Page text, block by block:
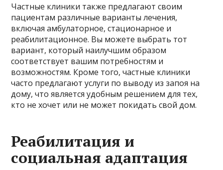
Частные клиники также предлагают своим
пациентам различные варианты лечения,
включая амбулаторное, стационарное и
реабилитационное. Вы можете выбрать тот
вариант, который наилучшим образом
соответствует вашим потребностям и
возможностям. Кроме того, частные клиники
часто предлагают услуги по выводу из запоя на
дому, что является удобным решением для тех,
кто не хочет или не может покидать свой дом.
Реабилитация и
социальная адаптация